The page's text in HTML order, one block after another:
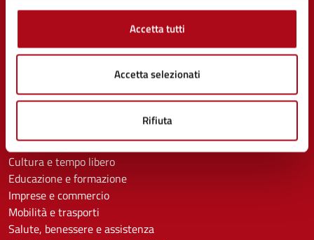
Accetta tutti
Accetta selezionati
Rifiuta
Documenti e Dati
CATEGORIE DI SERVIZIO
Anagrafe e stato civile
Catasto e urbanistica
Cultura e tempo libero
Educazione e formazione
Imprese e commercio
Mobilità e trasporti
Salute, benessere e assistenza